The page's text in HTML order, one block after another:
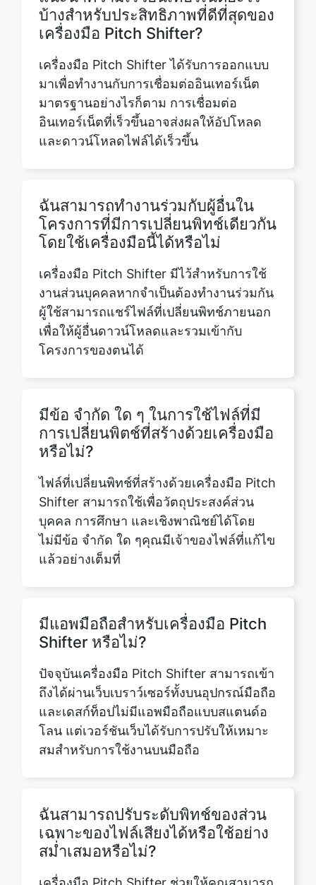
มาเพื่อทำงานกับการเชื่อมต่ออินเทอร์เน็ต
มาตรฐานอย่างไรก็ตาม การเชื่อมต่อ
อินเทอร์เน็ตที่เร็วขึ้นอาจส่งผลให้อัปโหลด
และดาวน์โหลดไฟล์ได้เร็วขึ้น
ฉันสามารถทำงานร่วมกับผู้อื่นใน
เครื่องมือ Pitch Shifter มีไว้สำหรับการใช้
งานส่วนบุคคลหากจำเป็นต้องทำงานร่วมกัน
ผู้ใช้สามารถแชร์ไฟล์ที่เปลี่ยนพิทช์ภายนอก
เพื่อให้ผู้อื่นดาวน์โหลดและรวมเข้ากับ
โครงการของตนได้
มีข้อ จำกัด ใด ๆ ในการใช้ไฟล์ที่มี
ไฟล์ที่เปลี่ยนพิทช์ที่สร้างด้วยเครื่องมือ Pitch
Shifter สามารถใช้เพื่อวัตถุประสงค์ส่วน
บุคคล การศึกษา และเชิงพาณิชย์ได้โดย
ไม่มีข้อ จำกัด ใด ๆคุณมีเจ้าของไฟล์ที่แก้ไข
แล้วอย่างเต็มที่
มีแอพมือถือสำหรับเครื่องมือ Pitch
ปัจจุบันเครื่องมือ Pitch Shifter สามารถเข้า
ถึงได้ผ่านเว็บเบราว์เซอร์ทั้งบนอุปกรณ์มือถือ
และเดสก์ท็อปไม่มีแอพมือถือแบบสแตนด์อ
โลน แต่เวอร์ชันเว็บได้รับการปรับให้เหมาะ
สมสำหรับการใช้งานบนมือถือ
ฉันสามารถปรับระดับพิทช์ของส่วน
เครื่องมือ Pitch Shifter ช่วยให้คุณสามารถ
ปรับระดับเสียงอย่างสม่ำเสมอสำหรับไฟล์
เสียงทั้งหมดหากคุณต้องการใช้การเปลี่ยน
แปลงพิทช์กับส่วนที่เฉพาะเจาะจง คุณอาจ